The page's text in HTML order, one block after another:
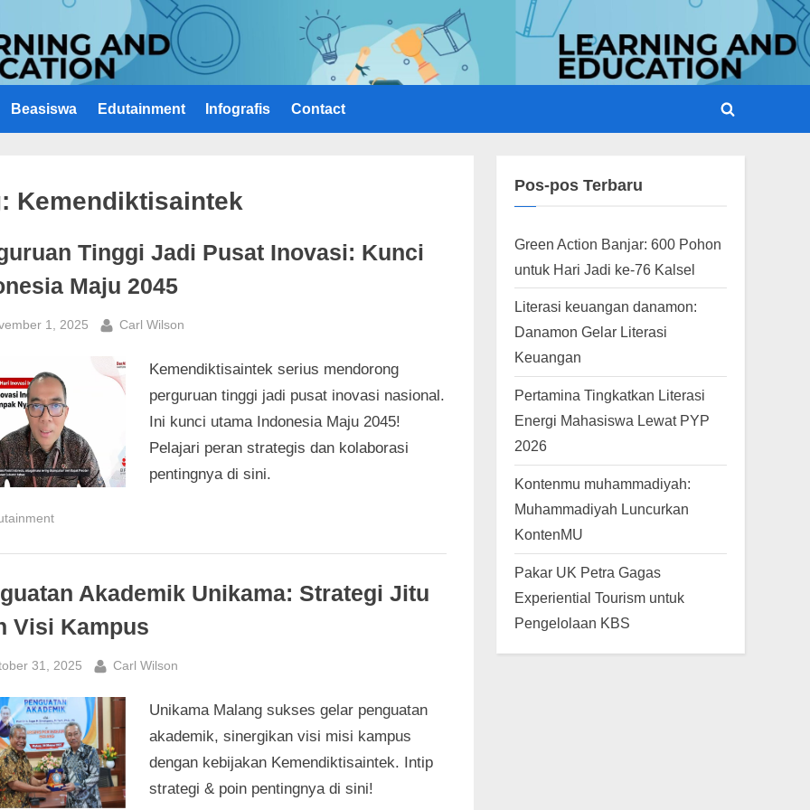
Beasiswa Edutainment Infografis Contact
Toggle
Kemendiktisaintek
Tinggi Jadi Pusat Inovasi: Kunci
Maju 2045
1, 2025 By
Carl Wilson
Kemendiktisaintek serius mendorong
perguruan tinggi jadi pusat inovasi nasional.
Ini kunci utama Indonesia Maju 2045!
Pelajari peran strategis dan kolaborasi
pentingnya di sini.
Akademik Unikama: Strategi Jitu
Visi Kampus
31, 2025 By
Carl Wilson
Unikama Malang sukses gelar penguatan
akademik, sinergikan visi misi kampus
dengan kebijakan Kemendiktisaintek. Intip
strategi & poin pentingnya di sini!
Pos-pos Terbaru
Green Action Banjar: 600 Pohon
untuk Hari Jadi ke-76 Kalsel
Literasi keuangan danamon:
Danamon Gelar Literasi
Keuangan
Pertamina Tingkatkan Literasi
Energi Mahasiswa Lewat PYP
2026
Kontenmu muhammadiyah:
Muhammadiyah Luncurkan
KontenMU
Pakar UK Petra Gagas
Experiential Tourism untuk
Pengelolaan KBS